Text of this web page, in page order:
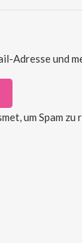
Adresse und
um Spam zu